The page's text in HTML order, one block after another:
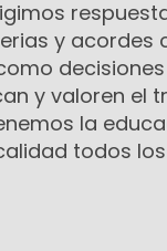
y acordes
y valoren el
la
todos los